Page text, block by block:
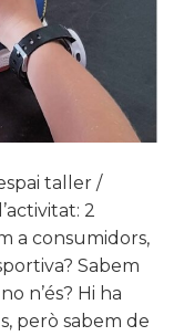
taller /
2
a consumidors,
Sabem
n’és? Hi ha
però sabem de